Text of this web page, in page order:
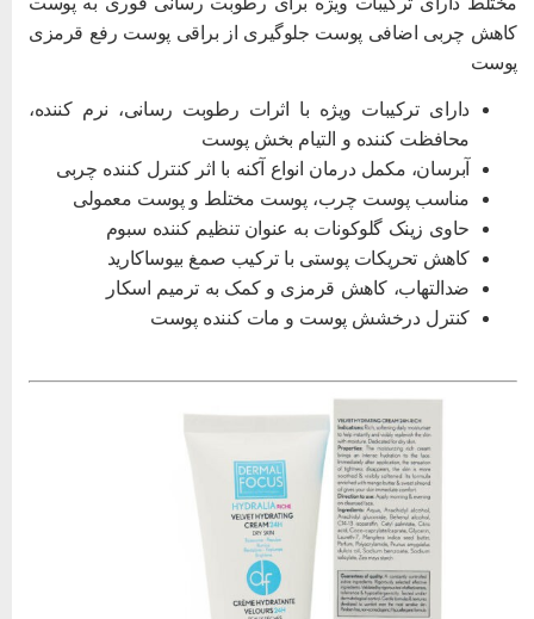
چربی اضافی پوست جلوگیری از براقی پوست رفع قرمزی
دارای ترکیبات ویژه با اثرات رطوبت رسانی، نرم کننده،
محافظت کننده و التیام بخش پوست
آبرسان، مکمل درمان انواع آکنه با اثر کنترل کننده چربی
مناسب پوست چرب، پوست مختلط و پوست معمولی
حاوی زینک گلوکونات به عنوان تنظیم کننده سبوم
کاهش تحریکات پوستی با ترکیب صمغ بیوساکارید
ضدالتهاب، کاهش قرمزی و کمک به ترمیم اسکار
کنترل درخشش پوست و مات کننده پوست